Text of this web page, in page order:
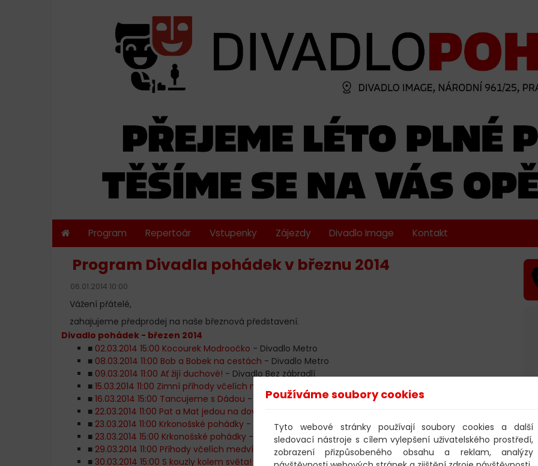
Program Repertoár Vstupenky Zájezdy Divadlo Image Kontakt
Program Divadla pohádek v březnu 2014
06.01.2014 10:00
Vážení přátelé,
zahajujeme předprodej na naše březnová představení.
Divadlo pohádek - březen 2014
■ 02.03.2014 15:00 Kocourek Modroočko - Divadlo Metro
■ 08.03.2014 11:00 Bob a Bobek na cestách - Divadlo Metro
■ 09.03.2014 11:00 Ať žijí duchové! - Divadlo Bez zábradlí
■ 15.03.2014 11:00 Zimní příhody včelích medvídků
■ 16.03.2014 15:00 Tancujeme s Dádou - Městská knihovna
■ 22.03.2014 11:00 Pat a Mat jedou na dovolenou
■ 23.03.2014 11:00 Krkonošské pohádky - Divadlo Metro
■ 23.03.2014 15:00 Krkonošské pohádky - Divadlo Metro
■ 29.03.2014 11:00 Příhody včelích medvídků
- Divadlo Metro
■ 30.03.2014 15:00 S kouzly kolem světa! - Divadlo Metro
Používáme soubory cookies
Tyto webové stránky používají soubory cookies a další
sledovací nástroje s cílem vylepšení uživatelského prostředí,
zobrazení přizpůsobeného obsahu a reklam, analýzy